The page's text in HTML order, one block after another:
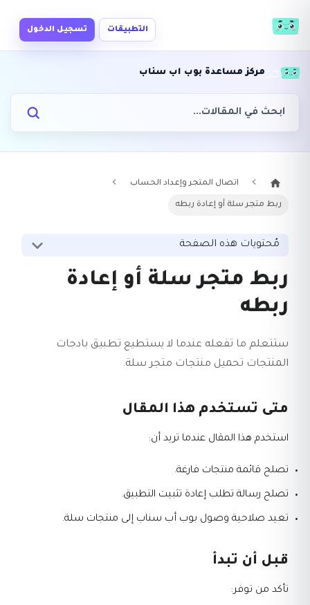
التطبيقات تسجيل الدخول
مركز مساعدة بوب اب سناب
اتصال المتجر وإعداد الحساب
ربط متجر سلة أو إعادة ربطه
مُحتويات هذه الصفحة
ربط متجر سلة أو إعادة
ربطه
ستتعلم ما تفعله عندما لا يستطيع تطبيق بادجات
المنتجات تحميل منتجات متجر سلة.
متى تستخدم هذا المقال
استخدم هذا المقال عندما تريد أن:
تصلح قائمة منتجات فارغة.
تصلح رسالة تطلب إعادة تثبيت التطبيق.
تعيد صلاحية وصول بوب أب سناب إلى منتجات سلة.
قبل أن تبدأ
تأكد من توفر: